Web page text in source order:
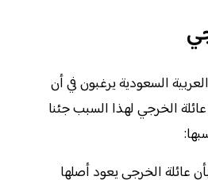
السعودية يرغبون في أن
الخرجي لهذا السبب جئنا
عائلة الخرجي يعود أصلها